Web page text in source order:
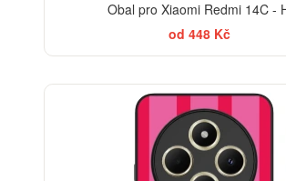
Obal pro Xiaomi Redmi 14C -
od 448 Kč